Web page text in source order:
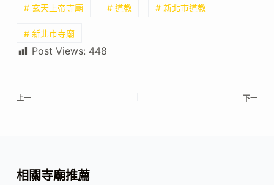
# 玄天上帝寺廟 # 道教 # 新北市道教
# 新北市寺廟
Post Views: 448
上一 下一
相關寺廟推薦